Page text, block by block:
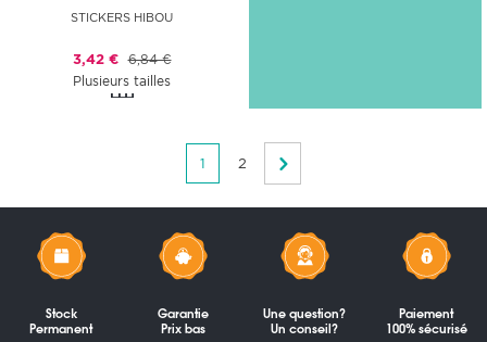
STICKERS HIBOU
3,42 € 6,84 €
Plusieurs tailles
1 2
Stock
Permanent
Garantie
Prix bas
Une question?
Un conseil?
Paiement
100% sécurisé